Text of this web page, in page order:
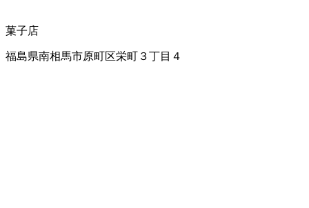
菓子店
福島県南相馬市原町区栄町３丁目４